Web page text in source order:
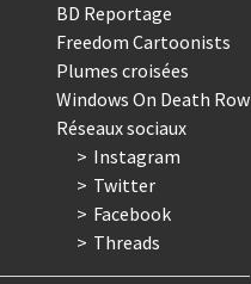
BD Reportage
Freedom Cartoonists
Plumes croisées
Windows On Death Row
Réseaux sociaux
Instagram
Twitter
Facebook
Threads